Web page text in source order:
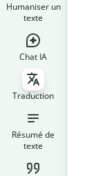
Humaniser un
texte
Chat IA
Traduction
Résumé de
texte